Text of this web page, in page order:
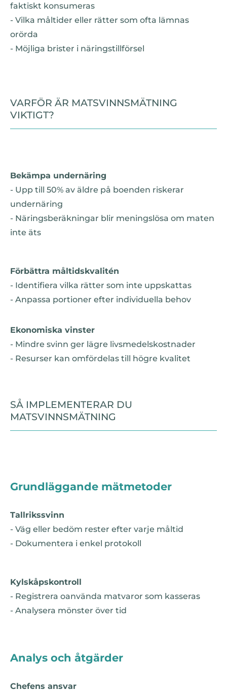
faktiskt konsumeras
- Vilka måltider eller rätter som ofta lämnas
orörda
- Möjliga brister i näringstillförsel
VARFÖR ÄR MATSVINNSMÄTNING
VIKTIGT?
Bekämpa undernäring
- Upp till 50% av äldre på boenden riskerar
undernäring
- Näringsberäkningar blir meningslösa om maten
inte äts
Förbättra måltidskvalitén
- Identifiera vilka rätter som inte uppskattas
- Anpassa portioner efter individuella behov
Ekonomiska vinster
- Mindre svinn ger lägre livsmedelskostnader
- Resurser kan omfördelas till högre kvalitet
SÅ IMPLEMENTERAR DU
MATSVINNSMÄTNING
Grundläggande mätmetoder
Tallrikssvinn
- Väg eller bedöm rester efter varje måltid
- Dokumentera i enkel protokoll
Kylskåpskontroll
- Registrera oanvända matvaror som kasseras
- Analysera mönster över tid
Analys och åtgärder
Chefens ansvar